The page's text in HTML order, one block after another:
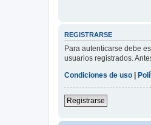
REGISTRARSE
Para autenticarse debe
usuarios registrados.
Condiciones de uso
Registrarse